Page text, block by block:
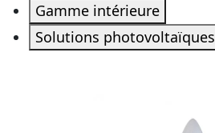
Gamme intérieure
Solutions photovoltaïques